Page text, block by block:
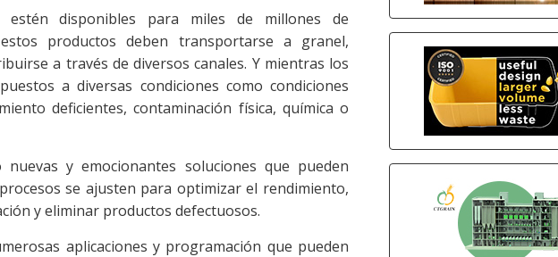
disponibles para miles de millones de
productos deben transportarse a granel,
a través de diversos canales. Y mientras los
a diversas condiciones como condiciones
deficientes, contaminación física, química o
y emocionantes soluciones que pueden
se ajusten para optimizar el rendimiento,
y eliminar productos defectuosos.
aplicaciones y programación que pueden